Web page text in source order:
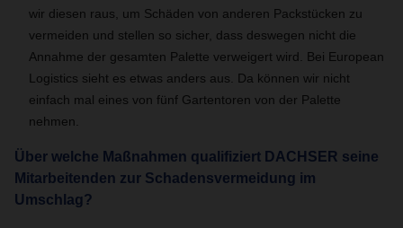
wir diesen raus, um Schäden von anderen Packstücken zu
vermeiden und stellen so sicher, dass deswegen nicht die
Annahme der gesamten Palette verweigert wird. Bei European
Logistics sieht es etwas anders aus. Da können wir nicht
einfach mal eines von fünf Gartentoren von der Palette
nehmen.
Über welche Maßnahmen qualifiziert DACHSER seine
Mitarbeitenden zur Schadensvermeidung im
Umschlag?